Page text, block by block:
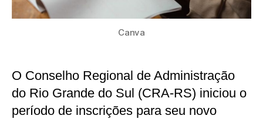
Canva
O Conselho Regional de Administração
do Rio Grande do Sul (CRA-RS) iniciou o
período de inscrições para seu novo